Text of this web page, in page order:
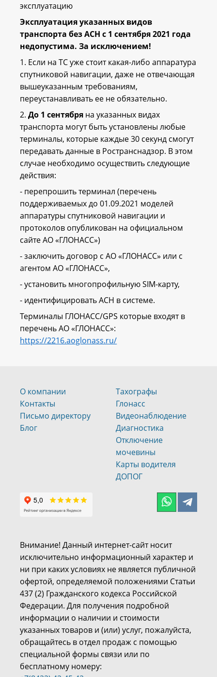
эксплуатацию
Эксплуатация указанных видов
транспорта без АСН с 1 сентября 2021 года
недопустима. За исключением!
1. Если на ТС уже стоит какая-либо аппаратура
спутниковой навигации, даже не отвечающая
вышеуказанным требованиям,
переустанавливать ее не обязательно.
2. До 1 сентября на указанных видах
транспорта могут быть установлены любые
терминалы, которые каждые 30 секунд смогут
передавать данные в Ространснадзор. В этом
случае необходимо осуществить следующие
действия:
- перепрошить терминал (перечень
поддерживаемых до 01.09.2021 моделей
аппаратуры спутниковой навигации и
протоколов опубликован на официальном
сайте АО «ГЛОНАСС»)
- заключить договор с АО «ГЛОНАСС» или с
агентом АО «ГЛОНАСС»,
- установить многопрофильную SIM-карту,
- идентифицировать АСН в системе.
Терминалы ГЛОНАСС/GPS которые входят в
перечень АО «ГЛОНАСС»:
https://2216.aoglonass.ru/
О компании
Контакты
Письмо директору
Блог
Тахографы
Глонасс
Видеонаблюдение
Диагностика
Отключение
мочевины
Карты водителя
ДОПОГ
Внимание! Данный интернет-сайт носит
исключительно информационный характер и
ни при каких условиях не является публичной
офертой, определяемой положениями Статьи
437 (2) Гражданского кодекса Российской
Федерации. Для получения подробной
информации о наличии и стоимости
указанных товаров и (или) услуг, пожалуйста,
обращайтесь в отдел продаж с помощью
специальной формы связи или по
бесплатному номеру: